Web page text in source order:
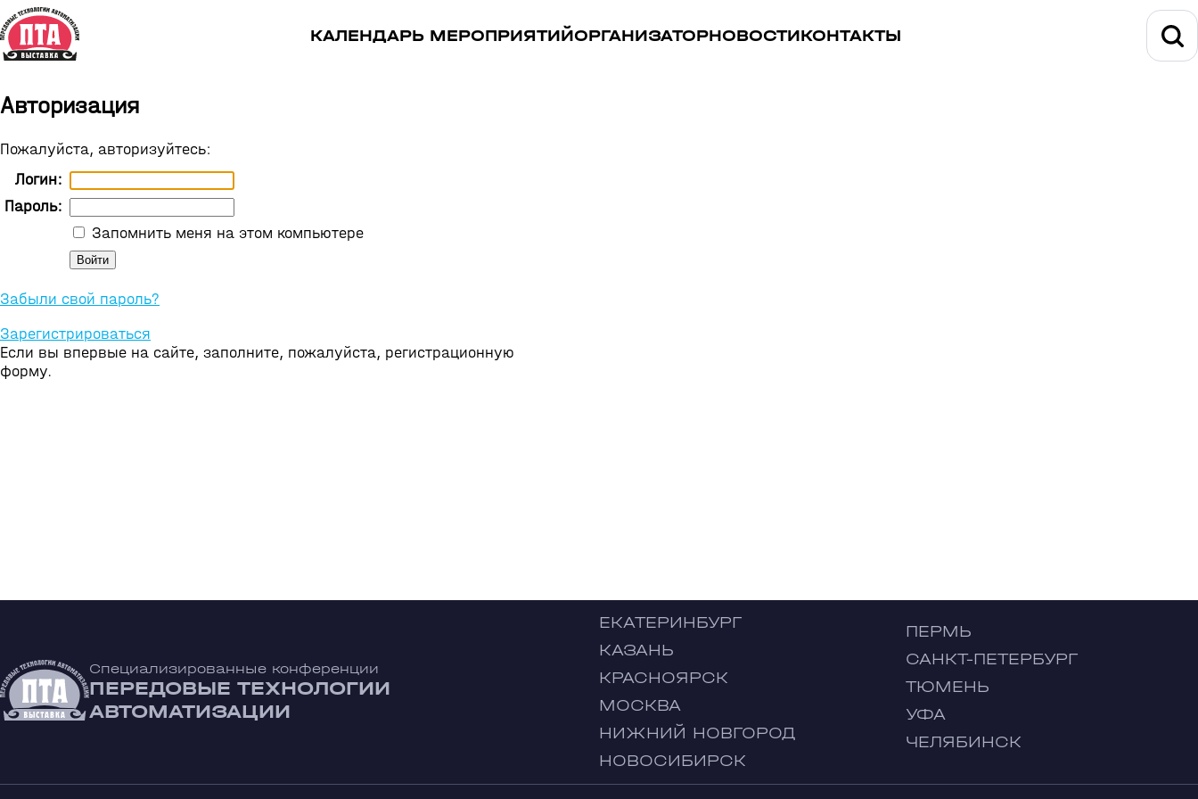
КАЛЕНДАРЬ МЕРОПРИЯТИЙОРГАНИЗАТОРНОВОСТИКОНТАКТЫ
Авторизация
Пожалуйста, авторизуйтесь:
Логин:
Пароль:
Запомнить меня на этом компьютере
Забыли свой пароль?
Зарегистрироваться
Если вы впервые на сайте, заполните, пожалуйста, регистрационную
форму.
Специализированные конференции
ПЕРЕДОВЫЕ ТЕХНОЛОГИИ
АВТОМАТИЗАЦИИ
ЕКАТЕРИНБУРГ
КАЗАНЬ
КРАСНОЯРСК
МОСКВА
НИЖНИЙ НОВГОРОД
НОВОСИБИРСК
ПЕРМЬ
САНКТ-ПЕТЕРБУРГ
ТЮМЕНЬ
УФА
ЧЕЛЯБИНСК